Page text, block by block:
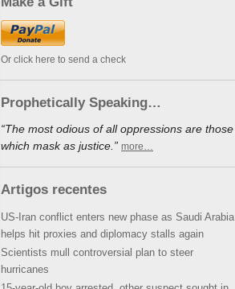
Or click here to send a check
Prophetically Speaking…
“The most odious of all oppressions are those
which mask as justice.” more…
Artigos recentes
US-Iran conflict enters new phase as Saudi Arabia
helps hit proxies and diplomacy stalls again
Scientists mull controversial plan to steer
hurricanes